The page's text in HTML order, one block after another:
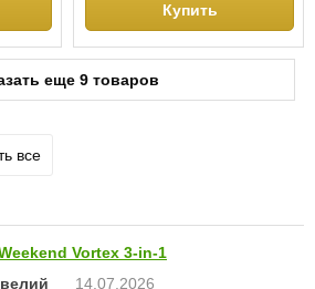
Купить
еще 9 товаров
все
Vortex 3-in-1
14.07.2026